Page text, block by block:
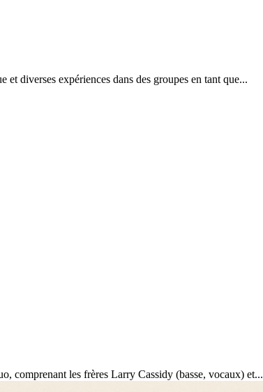
diverses expériences dans des groupes en tant que...
comprenant les frères Larry Cassidy (basse, vocaux) et...